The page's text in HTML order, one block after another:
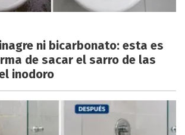
ni bicarbonato: esta es
de sacar el sarro de las
inodoro